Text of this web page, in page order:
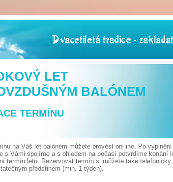
LET
BALÓNEM
TERMÍNU
na Váš let balónem můžete provést on-line. Po
s Vámi spojíme a s ohledem na počasí potvrdíme konání
termín letu. Rezervovat termín si můžete také
předstihem (min. 1 týden).